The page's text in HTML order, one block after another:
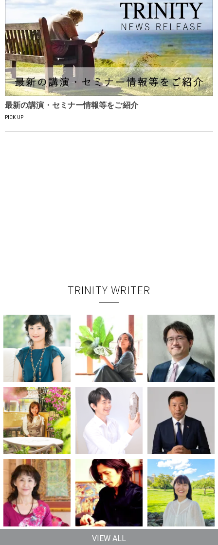
最新の講演・セミナー情報等をご紹介
PICK UP
TRINITY WRITER
VIEW ALL